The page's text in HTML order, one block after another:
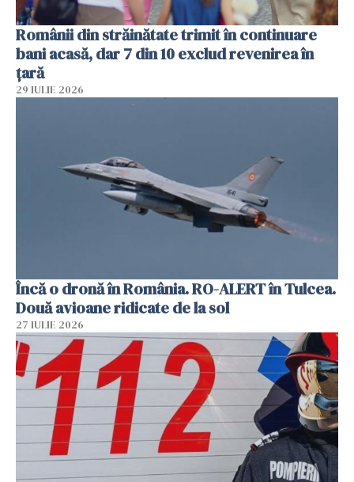
Românii din străinătate trimit în continuare
bani acasă, dar 7 din 10 exclud revenirea în
țară
29 IULIE 2026
Încă o dronă în România. RO-ALERT în Tulcea.
Două avioane ridicate de la sol
27 IULIE 2026